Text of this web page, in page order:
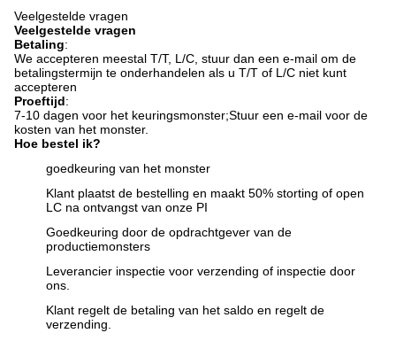
Veelgestelde vragen
Veelgestelde vragen
Betaling:
We accepteren meestal T/T, L/C, stuur dan een e-mail om de
betalingstermijn te onderhandelen als u T/T of L/C niet kunt
accepteren
Proeftijd:
7-10 dagen voor het keuringsmonster;Stuur een e-mail voor de
kosten van het monster.
Hoe bestel ik?
goedkeuring van het monster
Klant plaatst de bestelling en maakt 50% storting of open
LC na ontvangst van onze PI
Goedkeuring door de opdrachtgever van de
productiemonsters
Leverancier inspectie voor verzending of inspectie door
ons.
Klant regelt de betaling van het saldo en regelt de
verzending.